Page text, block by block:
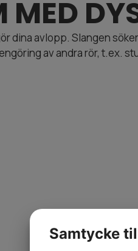
dina avlopp. Slangen
av andra rör, t.ex.
Samtycke